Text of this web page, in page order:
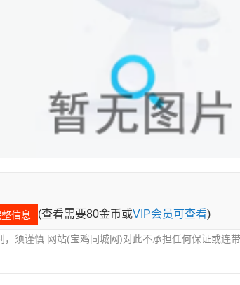
信息 (查看需要80金币或VIP会员可查看)
，须谨慎.网站(宝鸡同城网)对此不承担任何保证或连